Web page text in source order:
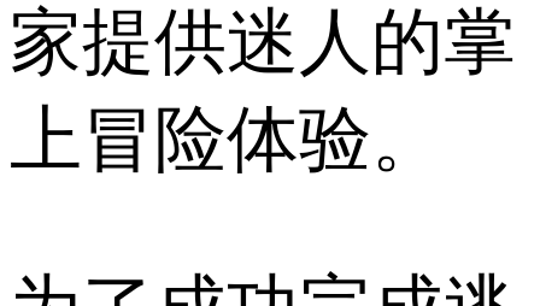
家提供迷人的掌
上冒险体验。